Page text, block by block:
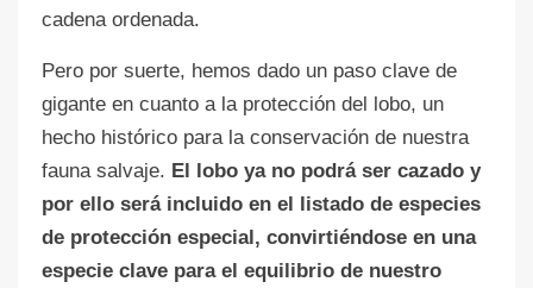
cadena ordenada.
Pero por suerte, hemos dado un paso clave de
gigante en cuanto a la protección del lobo, un
hecho histórico para la conservación de nuestra
fauna salvaje. El lobo ya no podrá ser cazado y
por ello será incluido en el listado de especies
de protección especial, convirtiéndose en una
especie clave para el equilibrio de nuestro